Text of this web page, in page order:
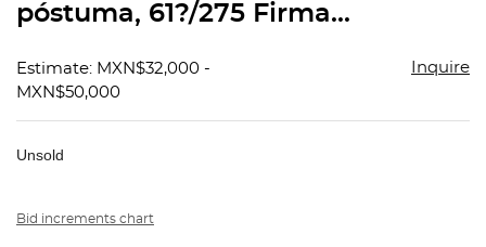
póstuma, 61?/275 Firma...
Estimate: MXN$32,000 -
MXN$50,000
Inquire
Unsold
Bid increments chart